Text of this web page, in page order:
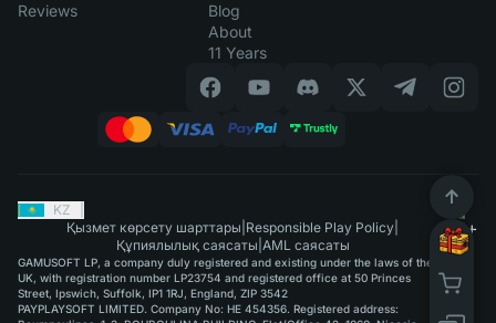
Reviews
Blog
About
11 Years
KZ
Қызмет көрсету шарттары Responsible Play Policy
Құпиялылық саясаты AML саясаты
GAMUSOFT LP, a company duly registered and existing under the laws of the
UK, with registration number LP23754 and registered office at 50 Princes
Street, Ipswich, Suffolk, IP1 1RJ, England, ZIP 3542
PAYPLAYSOFT LIMITED. Company No: HE 454356. Registered address: